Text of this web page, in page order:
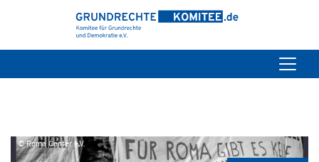
© Roma Center e.V.